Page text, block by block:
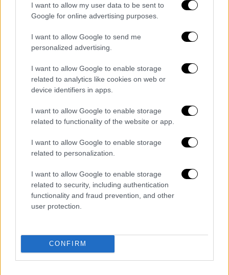
I want to allow my user data to be sent to
Google for online advertising purposes.
I want to allow Google to send me
personalized advertising.
I want to allow Google to enable storage
related to analytics like cookies on web or
device identifiers in apps.
I want to allow Google to enable storage
related to functionality of the website or app.
I want to allow Google to enable storage
related to personalization.
I want to allow Google to enable storage
related to security, including authentication
functionality and fraud prevention, and other
user protection.
CONFIRM
αποφάσεις και ζητά την άμεση κινητοποίησή
τους κατά τη δέσμια αρμοδιότητα που έχουν
για όλες τις νόμιμες ενέργειες, π.χ.
αναστολή των αδειών λειτουργίας των
συγκεκριμένων επιχειρήσεων, κατεδάφιση
παράνομων κατασκευών κ.ο.κ.
Υπενθυμίζεται ότι το πόρισμα/έκθεση
αυτοψίας των Επιθεωρητών Περιβάλλοντος
είχε καταγράψει σχεδόν 40.000 τετραγωνικά
μέτρα παράνομων κατασκευών.
ΟΛΕΣ ΟΙ ΕΙΔΗΣΕΙΣ
Μετά τα εξώδικα και το σάλο: Αλλάζει η
ρύθμιση Γκάγκα για πρόσληψη 126
Διευθυντών του ΕΣΥ εν μέσω εκλογών
οξυγόνου οι αιτίες θανάτου του
βρέφους που ξέχασε ο πατέρας του στο
αυτοκίνητο